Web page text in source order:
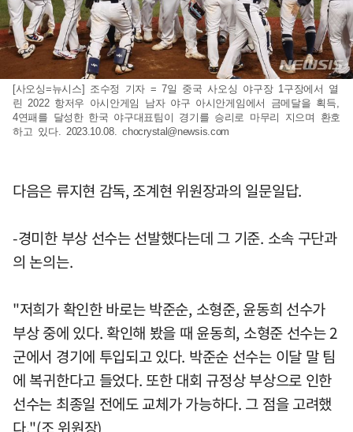
[사오싱=뉴시스] 조수정 기자 = 7일 중국 사오싱 야구장 1구장에서 열
린 2022 항저우 아시안게임 남자 야구 아시안게임에서 금메달을 획득,
4연패를 달성한 한국 야구대표팀이 경기를 승리로 마무리 지으며 환호
하고 있다. 2023.10.08.chocrystal@newsis.com
다음은 류지현 감독, 조계현 위원장과의 일문일답.
-경미한 부상 선수는 선발했다는데 그 기준. 소속 구단과
의 논의는.
"저희가 확인한 바로는 박준순, 소형준, 윤동희 선수가
부상 중에 있다. 확인해 봤을 때 윤동희, 소형준 선수는 2
군에서 경기에 투입되고 있다. 박준순 선수는 이달 말 팀
에 복귀한다고 들었다. 또한 대회 규정상 부상으로 인한
선수는 최종일 전에도 교체가 가능하다. 그 점을 고려했
다."(조 위원장)